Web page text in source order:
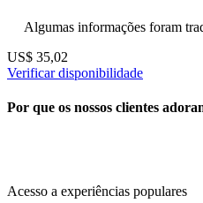
Algumas informações foram
US$ 35,02
Verificar disponibilidade
Por que os nossos clientes
Acesso a experiências populares